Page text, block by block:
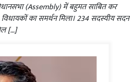
(Assembly) में बहुमत साबित कर
का समर्थन मिला। 234 सदस्यीय सदन
[…]